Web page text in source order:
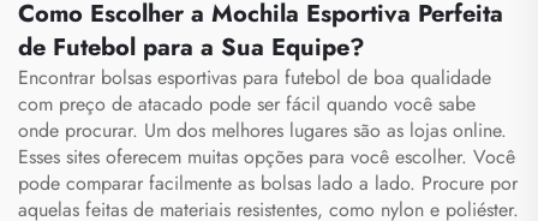
Mochila de Viagem e
para Atividades ao Ar
Livre
Como Escolher a Mochila Esportiva Perfeita
de Futebol para a Sua Equipe?
Encontrar bolsas esportivas para futebol de boa qualidade
com preço de atacado pode ser fácil quando você sabe
onde procurar. Um dos melhores lugares são as lojas online.
Esses sites oferecem muitas opções para você escolher. Você
pode comparar facilmente as bolsas lado a lado. Procure por
aquelas feitas de materiais resistentes, como nylon e poliéster.